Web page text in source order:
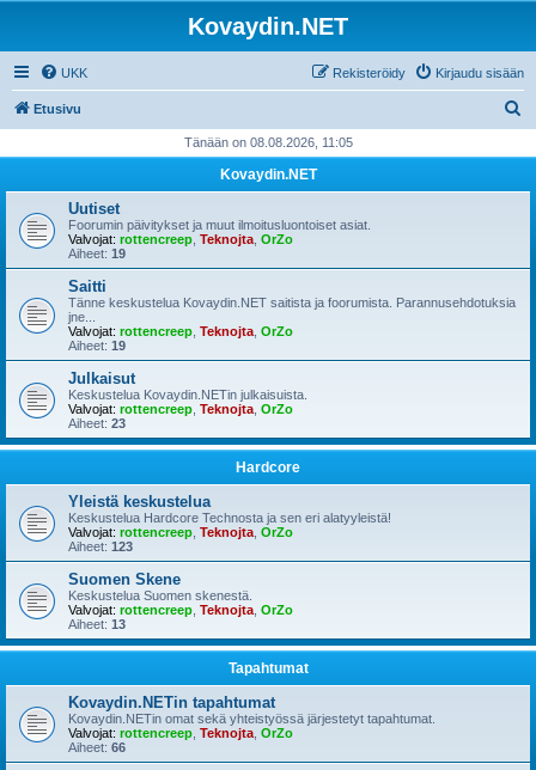
Kovaydin.NET
UKK Kirjaudu sisään
Rekisteröidy
Etusivu
i
Tänään on 08.08.2026, 11:05
Kovaydin.NET
Uutiset
Foorumin päivitykset ja muut ilmoitusluontoiset asiat.
Valvojat: rottencreep Teknojta OrZo
Aiheet: 19
Saitti
Tänne keskustelua Kovaydin.NET saitista ja foorumista. Parannusehdotuksia
jne...
Valvojat: rottencreep Teknojta OrZo
Aiheet: 19
Julkaisut
Keskustelua Kovaydin.NETin julkaisuista.
Valvojat: rottencreep Teknojta OrZo
Aiheet: 23
Hardcore
Yleistä keskustelua
Keskustelua Hardcore Technosta ja sen eri alatyyleistä!
Valvojat: rottencreep Teknojta OrZo
Aiheet: 123
Suomen Skene
Keskustelua Suomen skenestä.
Valvojat: rottencreep Teknojta OrZo
Aiheet: 13
Tapahtumat
Kovaydin.NETin tapahtumat
Kovaydin.NETin omat sekä yhteistyössä järjestetyt tapahtumat.
Valvojat: rottencreep Teknojta OrZo
Aiheet: 66